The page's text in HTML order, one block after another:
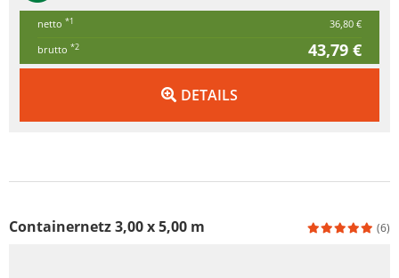
netto *1
36,80 €
brutto *2 43,79 €
DETAILS
Containernetz 3,00 x 5,00 m (6)